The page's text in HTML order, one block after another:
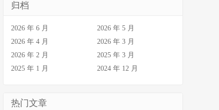
归档
2026 年 6 月
2026 年 5 月
2026 年 4 月
2026 年 3 月
2026 年 2 月
2025 年 3 月
2025 年 1 月
2024 年 12 月
热门文章